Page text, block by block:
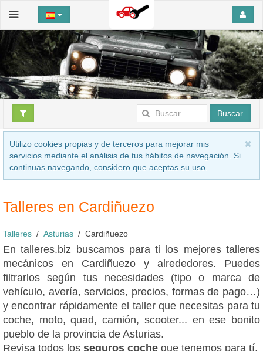
Buscar
Utilizo cookies propias y de terceros para mejorar mis
servicios mediante el análisis de tus hábitos de navegación. Si
continuas navegando, considero que aceptas su uso.
Talleres en Cardiñuezo
Talleres Asturias Cardiñuezo
En talleres.biz buscamos para ti los mejores talleres
mecánicos en Cardiñuezo y alrededores. Puedes
filtrarlos según tus necesidades (tipo o marca de
vehículo, avería, servicios, precios, formas de pago…)
y encontrar rápidamente el taller que necesitas para tu
coche, moto, quad, camión, scooter... en ese bonito
pueblo de la provincia de Asturias.
Revisa todos los seguros coche que tenemos para tí.